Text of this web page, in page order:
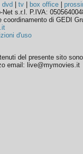
|dvd |tv box office
s.r.l. P.IVA:
di GEDI
d'uso
del presente sito
email: live@mymovies.it